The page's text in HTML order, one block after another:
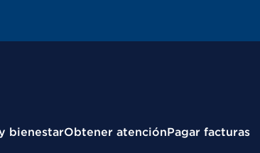
bienestarObtener atenciónPagar facturas